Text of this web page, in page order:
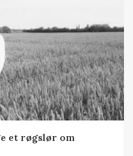
et røgslør om